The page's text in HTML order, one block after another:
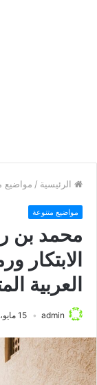
الرئيسية / مواضيع
مواضيع متنوعة
محمد بن
الابتكار
العربية
admin 15 مايو، 2026